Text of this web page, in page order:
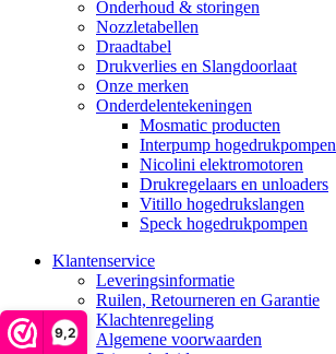
9,2
Onderhoud & storingen
Nozzletabellen
Draadtabel
Drukverlies en Slangdoorlaat
Onze merken
Onderdelentekeningen
Mosmatic producten
Interpump hogedrukpompen
Nicolini elektromotoren
Drukregelaars en unloaders
Vitillo hogedrukslangen
Speck hogedrukpompen
Klantenservice
Leveringsinformatie
Ruilen, Retourneren en Garantie
Klachtenregeling
Algemene voorwaarden